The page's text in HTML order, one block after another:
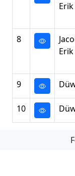
Erik
8
Erik
9
10